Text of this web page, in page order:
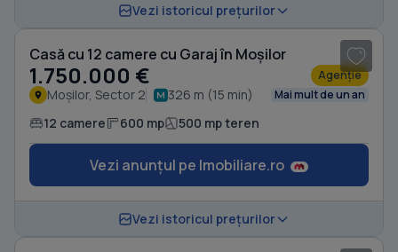
Vezi istoricul prețurilor
Casă cu 12 camere cu Garaj în Moșilor
1.750.000 € Agenție
Moșilor, Sector 2 326 m (15 min) Mai mult de un an
12 camere 600 mp 500 mp teren
Vezi anunțul pe Imobiliare.ro
Vezi istoricul prețurilor